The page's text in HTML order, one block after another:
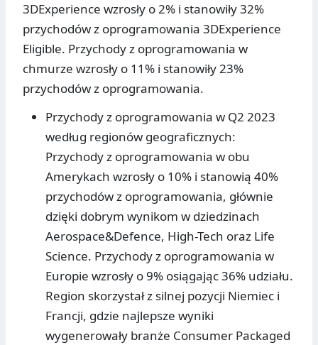
3DExperience wzrosły o 2% i stanowiły 32%
przychodów z oprogramowania 3DExperience
Eligible. Przychody z oprogramowania w
chmurze wzrosły o 11% i stanowiły 23%
przychodów z oprogramowania.
Przychody z oprogramowania w Q2 2023
według regionów geograficznych:
Przychody z oprogramowania w obu
Amerykach wzrosły o 10% i stanowią 40%
przychodów z oprogramowania, głównie
dzięki dobrym wynikom w dziedzinach
Aerospace&Defence, High-Tech oraz Life
Science. Przychody z oprogramowania w
Europie wzrosły o 9% osiągając 36% udziału.
Region skorzystał z silnej pozycji Niemiec i
Francji, gdzie najlepsze wyniki
wygenerowały branże Consumer Packaged